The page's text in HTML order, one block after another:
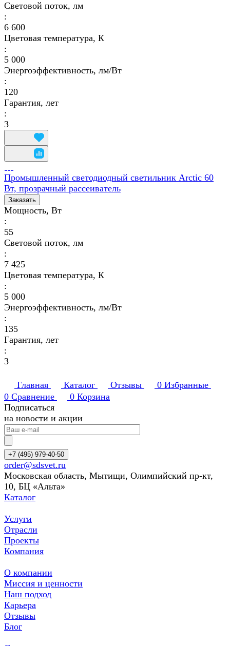
Световой поток, лм
:
6 600
Цветовая температура, К
:
5 000
Энергоэффективность, лм/Вт
:
120
Гарантия, лет
:
3
Промышленный светодиодный светильник Arctic 60
Вт, прозрачный рассеиватель
Заказать
Мощность, Вт
:
55
Световой поток, лм
:
7 425
Цветовая температура, К
:
5 000
Энергоэффективность, лм/Вт
:
135
Гарантия, лет
:
3
Главная Каталог Отзывы 0 Избранные
0 Сравнение 0 Корзина
Подписаться
на новости и акции
+7 (495) 979-40-50
order@sdsvet.ru
Московская область, Мытищи, Олимпийский пр-кт,
10, БЦ «Альта»
Каталог
Услуги
Отрасли
Проекты
Компания
О компании
Миссия и ценности
Наш подход
Карьера
Отзывы
Блог